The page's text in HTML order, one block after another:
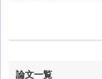
論文一覧